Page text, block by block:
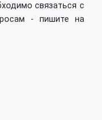
связаться с
- пишите на